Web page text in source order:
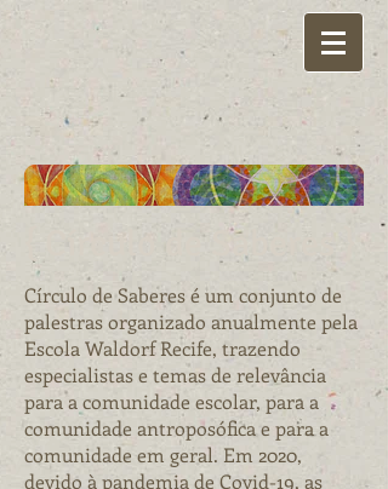
{ Círculo de Saberes }
Círculo de Saberes é um conjunto de
palestras organizado anualmente pela
Escola Waldorf Recife, trazendo
especialistas e temas de relevância
para a comunidade escolar, para a
comunidade antroposófica e para a
comunidade em geral. Em 2020,
devido à pandemia de Covid-19, as